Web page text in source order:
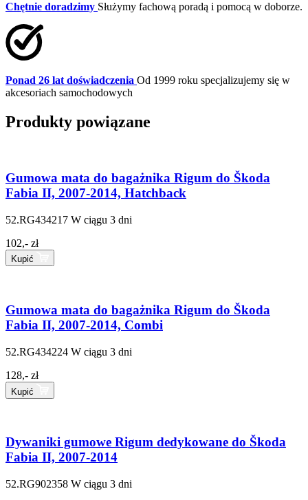
Chętnie doradzimy Służymy fachową poradą i pomocą w doborze.
Ponad 26 lat doświadczenia Od 1999 roku specjalizujemy się w
akcesoriach samochodowych
Produkty powiązane
Gumowa mata do bagażnika Rigum do Škoda
Fabia II, 2007-2014, Hatchback
52.RG434217 W ciągu 3 dni
102,- zł
Kupić
Gumowa mata do bagażnika Rigum do Škoda
Fabia II, 2007-2014, Combi
52.RG434224 W ciągu 3 dni
128,- zł
Kupić
Dywaniki gumowe Rigum dedykowane do Škoda
Fabia II, 2007-2014
52.RG902358 W ciągu 3 dni